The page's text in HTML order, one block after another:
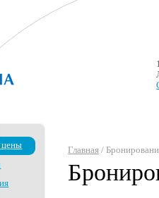
цены
Главная /